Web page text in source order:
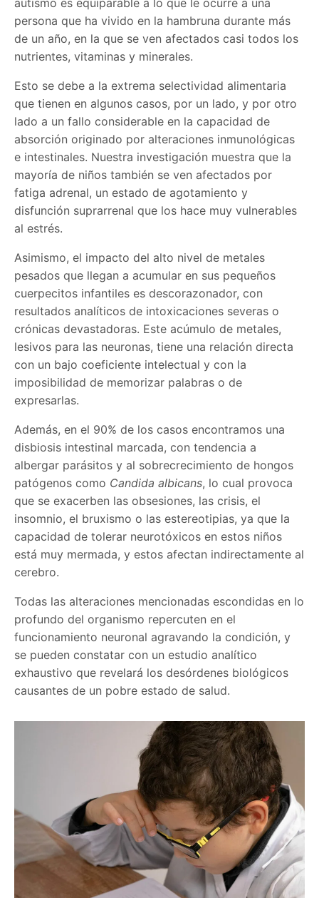
autismo es equiparable a lo que le ocurre a una
persona que ha vivido en la hambruna durante más
de un año, en la que se ven afectados casi todos los
nutrientes, vitaminas y minerales.
Esto se debe a la extrema selectividad alimentaria
que tienen en algunos casos, por un lado, y por otro
lado a un fallo considerable en la capacidad de
absorción originado por alteraciones inmunológicas
e intestinales. Nuestra investigación muestra que la
mayoría de niños también se ven afectados por
fatiga adrenal, un estado de agotamiento y
disfunción suprarrenal que los hace muy vulnerables
al estrés.
Asimismo, el impacto del alto nivel de metales
pesados que llegan a acumular en sus pequeños
cuerpecitos infantiles es descorazonador, con
resultados analíticos de intoxicaciones severas o
crónicas devastadoras. Este acúmulo de metales,
lesivos para las neuronas, tiene una relación directa
con un bajo coeficiente intelectual y con la
imposibilidad de memorizar palabras o de
expresarlas.
Además, en el 90% de los casos encontramos una
disbiosis intestinal marcada, con tendencia a
albergar parásitos y al sobrecrecimiento de hongos
patógenos como Candida albicans, lo cual provoca
que se exacerben las obsesiones, las crisis, el
insomnio, el bruxismo o las estereotipias, ya que la
capacidad de tolerar neurotóxicos en estos niños
está muy mermada, y estos afectan indirectamente al
cerebro.
Todas las alteraciones mencionadas escondidas en lo
profundo del organismo repercuten en el
funcionamiento neuronal agravando la condición, y
se pueden constatar con un estudio analítico
exhaustivo que revelará los desórdenes biológicos
causantes de un pobre estado de salud.